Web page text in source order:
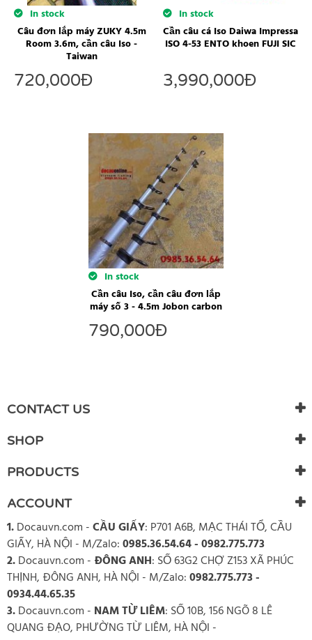
In stock
Câu đơn lắp máy ZUKY 4.5m
Room 3.6m, cần câu Iso -
Taiwan
720,000Đ
In stock
Cần câu cá Iso Daiwa Impressa
ISO 4-53 ENTO khoen FUJI SIC
3,990,000Đ
In stock
Cần câu Iso, cần câu đơn lắp
máy số 3 - 4.5m Jobon carbon
790,000Đ
CONTACT US
SHOP
PRODUCTS
ACCOUNT
1.Docauvn.com -CẦU GIẤY: P701 A6B, MẠC THÁI TỔ, CẦU
GIẤY, HÀ NỘI - M/Zalo:0985.36.54.64 - 0982.775.773
2.Docauvn.com - ĐÔNG ANH: SỐ 63G2 CHỢ Z153 XÃ PHÚC
THỊNH, ĐÔNG ANH, HÀ NỘI - M/Zalo:0982.775.773 -
0934.44.65.35
3.Docauvn.com - NAM TỪ LIÊM: SỐ 10B, 156 NGÕ 8 LÊ
QUANG ĐẠO, PHƯỜNG TỪ LIÊM, HÀ NỘI -